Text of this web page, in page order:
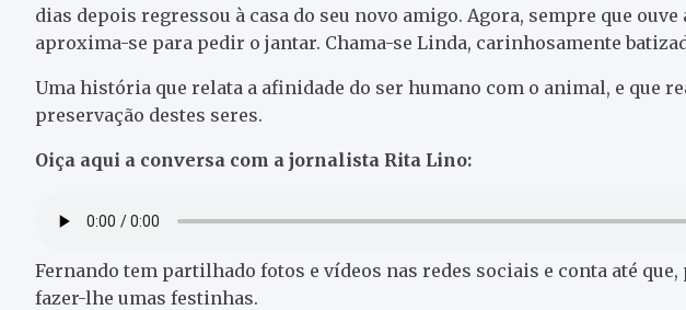
dias depois regressou à casa do seu novo amigo. Agora, sempre que
aproxima-se para pedir o jantar. Chama-se Linda, carinhosamente
Uma história que relata a afinidade do ser humano com o animal, e que
preservação destes seres.
Oiça aqui a conversa com a jornalista Rita Lino:
Fernando tem partilhado fotos e vídeos nas redes sociais e conta até
fazer-lhe umas festinhas.